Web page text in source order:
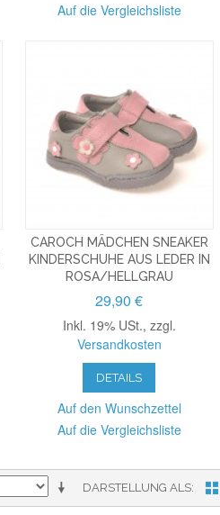
Auf die Vergleichsliste
CAROCH MÄDCHEN SNEAKER
KINDERSCHUHE AUS LEDER IN
ROSA/HELLGRAU
29,90 €
Inkl. 19% USt., zzgl.
Versandkosten
DETAILS
Auf den Wunschzettel
Auf die Vergleichsliste
DARSTELLUNG ALS